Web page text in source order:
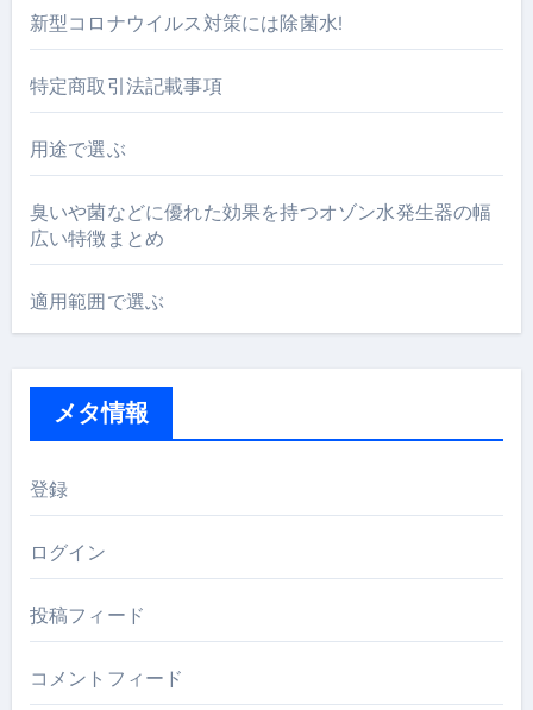
新型コロナウイルス対策には除菌水!
特定商取引法記載事項
用途で選ぶ
臭いや菌などに優れた効果を持つオゾン水発生器の幅
広い特徴まとめ
適用範囲で選ぶ
メタ情報
登録
ログイン
投稿フィード
コメントフィード